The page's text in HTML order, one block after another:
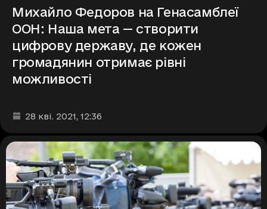
Михайло Федоров на Генасамблеї
ООН: Наша мета — створити
цифрову державу, де кожен
громадянин отримає рівні
можливості
Дата та час публікації
28 кві. 2021, 12:36